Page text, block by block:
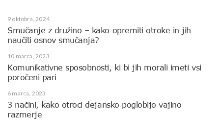
9 oktobra, 2024
Smučanje z družino – kako opremiti otroke in jih
naučiti osnov smučanja?
10 marca, 2023
Komunikativne sposobnosti, ki bi jih morali imeti vsi
poročeni pari
6 marca, 2023
3 načini, kako otroci dejansko poglobijo vajino
razmerje